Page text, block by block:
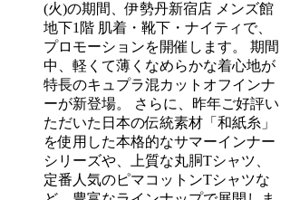
(火)の期間、伊勢丹新宿店 メンズ館
地下1階 肌着・靴下・ナイティで、
プロモーションを開催します。 期間
中、軽くて薄くなめらかな着心地が
特長のキュプラ混カットオフインナ
ーが新登場。 さらに、昨年ご好評い
ただいた日本の伝統素材「和紙糸」
を使用した本格的なサマーインナー
シリーズや、上質な丸胴Tシャツ、
定番人気のピマコットンTシャツな